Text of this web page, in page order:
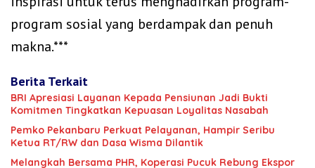
program sosial yang berdampak dan penuh
makna.***
Berita Terkait
BRI Apresiasi Layanan Kepada Pensiunan Jadi Bukti
Komitmen Tingkatkan Kepuasan Loyalitas Nasabah
Pemko Pekanbaru Perkuat Pelayanan, Hampir Seribu
Ketua RT/RW dan Dasa Wisma Dilantik
Melangkah Bersama PHR, Koperasi Pucuk Rebung Ekspor